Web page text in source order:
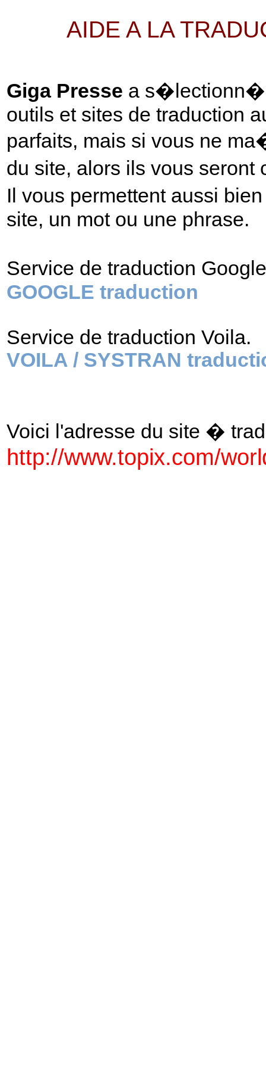
AIDE A LA
Giga Presse a s�lectionn�
outils et sites de traduction
parfaits, mais si vous ne
du site, alors ils vous
Il vous permettent aussi
site, un mot ou une phrase.
Service de traduction
GOOGLE traduction
Service de traduction Voila.
VOILA / SYSTRAN
Voici l'adresse du site �
http://www.topix.com/